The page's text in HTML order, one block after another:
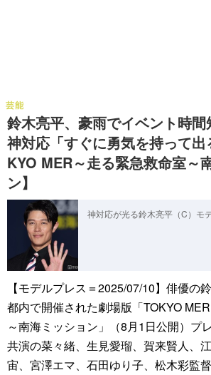
鈴木亮平、豪雨でイベント時
神対応「すぐに勇気を持って
KYO MER～走る緊急救命室～
ン】
芸能
神対応が光る鈴木亮平（C）モ
【モデルプレス＝2025/07/10】俳優の
都内で開催された劇場版「TOKYO
～南海ミッション」（8月1日公開）プ
共演の菜々緒、生見愛瑠、賀来賢人、
宙、宮澤エマ、石田ゆり子、松木彩監